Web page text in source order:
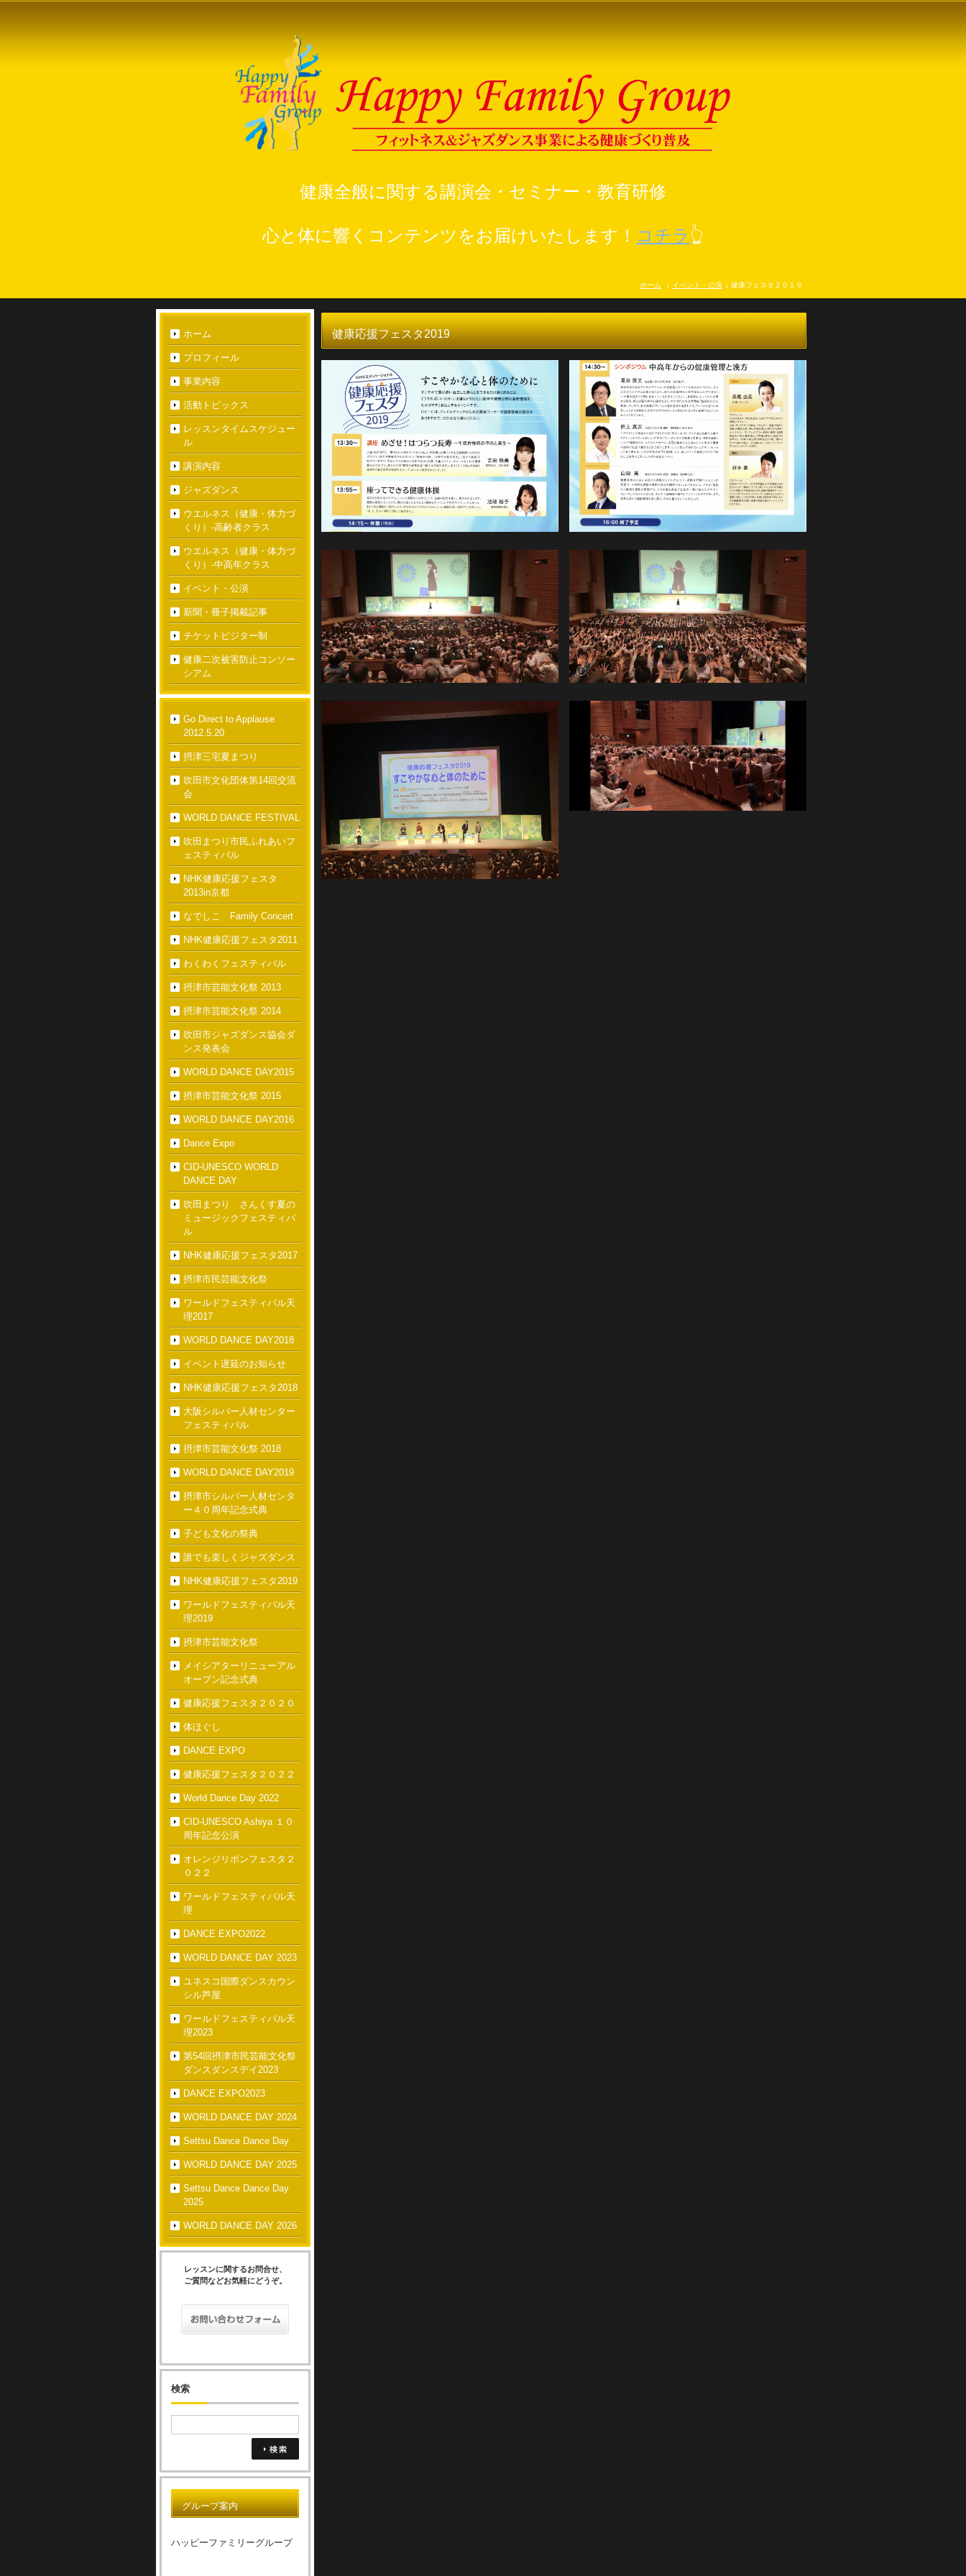
健康全般に関する講演会・セミナー・教育研修
心と体に響くコンテンツをお届けいたします！ コチラ 👆
ホーム イベント・公演 健康フェスタ２０１９
健康応援フェスタ2019
ホーム
プロフィール
事業内容
活動トピックス
レッスンタイムスケジュー
ル
講演内容
ジャズダンス
ウエルネス（健康・体力づ
くり）-高齢者クラス
ウエルネス（健康・体力づ
くり）-中高年クラス
イベント・公演
新聞・冊子掲載記事
チケットビジター制
健康二次被害防止コンソー
シアム
Go Direct to Applause
2012.5.20
摂津三宅夏まつり
吹田市文化団体第14回交流
会
WORLD DANCE FESTIVAL
吹田まつり市民ふれあいフ
ェスティバル
NHK健康応援フェスタ
2013in京都
なでしこ Family Concert
NHK健康応援フェスタ2011
わくわくフェスティバル
摂津市芸能文化祭 2013
摂津市芸能文化祭 2014
吹田市ジャズダンス協会ダ
ンス発表会
WORLD DANCE DAY2015
摂津市芸能文化祭 2015
WORLD DANCE DAY2016
Dance Expo
CID-UNESCO WORLD
DANCE DAY
吹田まつり さんくす夏の
ミュージックフェスティバ
ル
NHK健康応援フェスタ2017
摂津市民芸能文化祭
ワールドフェスティバル天
理2017
WORLD DANCE DAY2018
イベント遅延のお知らせ
NHK健康応援フェスタ2018
大阪シルバー人材センター
フェスティバル
摂津市芸能文化祭 2018
WORLD DANCE DAY2019
摂津市シルバー人材センタ
ー４０周年記念式典
子ども文化の祭典
誰でも楽しくジャズダンス
NHK健康応援フェスタ2019
ワールドフェスティバル天
理2019
摂津市芸能文化祭
メイシアターリニューアル
オープン記念式典
健康応援フェスタ２０２０
体ほぐし
DANCE EXPO
健康応援フェスタ２０２２
World Dance Day 2022
CID-UNESCO Ashiya １０
周年記念公演
オレンジリボンフェスタ２
０２２
ワールドフェスティバル天
理
DANCE EXPO2022
WORLD DANCE DAY 2023
ユネスコ国際ダンスカウン
シル芦屋
ワールドフェスティバル天
理2023
第54回摂津市民芸能文化祭
ダンスダンスデイ2023
DANCE EXPO2023
WORLD DANCE DAY 2024
Settsu Dance Dance Day
WORLD DANCE DAY 2025
Settsu Dance Dance Day
2025
WORLD DANCE DAY 2026
レッスンに関するお問合せ、
ご質問などお気軽にどうぞ。
検索
グループ案内
ハッピーファミリーグループ